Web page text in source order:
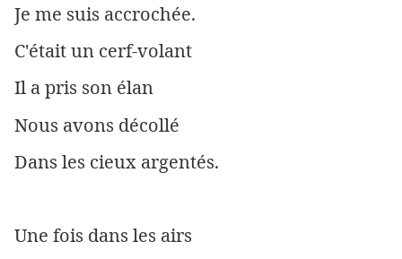
Je me suis accrochée.
C'était un cerf-volant
Il a pris son élan
Nous avons décollé
Dans les cieux argentés.
Une fois dans les airs